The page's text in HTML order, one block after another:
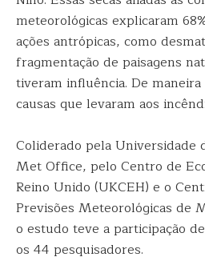
meteorológicas explicaram
ações antrópicas, como
fragmentação de paisagens
tiveram influência. De
causas que levaram aos
Coliderado pela Universidade
Met Office, pelo Centro de
Reino Unido (UKCEH) e o
Previsões Meteorológicas de
o estudo teve a participação
os 44 pesquisadores.